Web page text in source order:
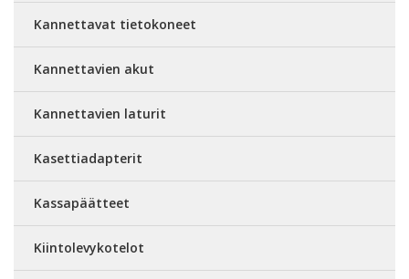
Kannettavat tietokoneet
Kannettavien akut
Kannettavien laturit
Kasettiadapterit
Kassapäätteet
Kiintolevykotelot